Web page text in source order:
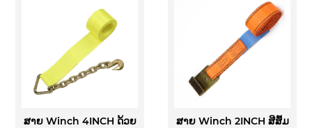
ສາຍ Winch 4INCH ດ້ວຍ
ສາຍ Winch 2INCH ສີສົ້ມ